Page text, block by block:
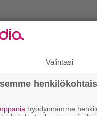
Valintasi
hyödynnämme